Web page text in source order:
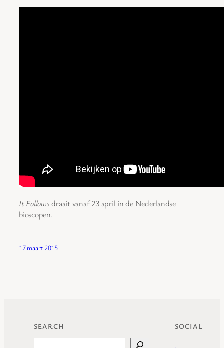
It Followsdraait vanaf 23 april in de Nederlandse
bioscopen.
17 maart 2015
SEARCH SOCIAL